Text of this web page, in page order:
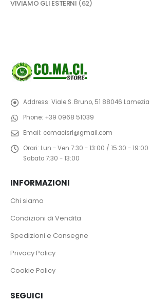
VIVIAMO GLI ESTERNI (62)
Address: Viale S. Bruno, 51 88046 Lamezia
Phone: +39 0968 51039
Email: comacisrl@gmail.com
Orari: Lun - Ven 7:30 - 13:00 / 15:30 - 19:00
Sabato 7:30 - 13:00
INFORMAZIONI
Chi siamo
Condizioni di Vendita
Spedizioni e Consegne
Privacy Policy
Cookie Policy
SEGUICI